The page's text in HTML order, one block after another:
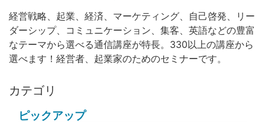
経営戦略、起業、経済、マーケティング、自己啓発、リー
ダーシップ、コミュニケーション、集客、英語などの豊富
なテーマから選べる通信講座が特長。330以上の講座から
選べます！経営者、起業家のためのセミナーです。
カテゴリ
ピックアップ